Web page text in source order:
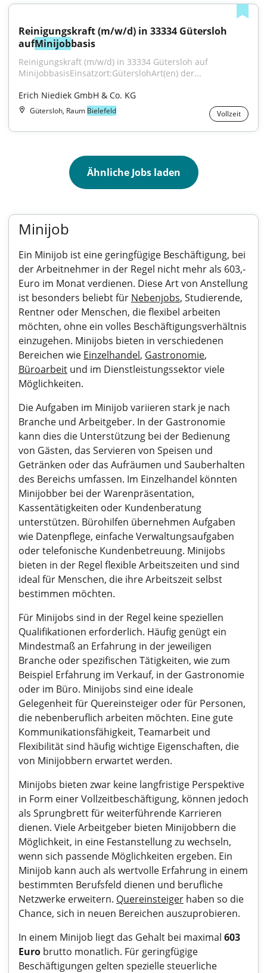
Reinigungskraft (m/w/d) in 33334 Gütersloh
aufMinijobbasis
Reinigungskraft (m⁠/⁠w⁠/⁠d) in 33334 Gütersloh auf
MinijobbasisEinsatzort:GüterslohArt(en) der...
Erich Niediek GmbH & Co. KG
Gütersloh, Raum Bielefeld Vollzeit
Ähnliche Jobs laden
Minijob
Ein Minijob ist eine geringfügige Beschäftigung, bei
der Arbeitnehmer in der Regel nicht mehr als 603,-
Euro im Monat verdienen. Diese Art von Anstellung
ist besonders beliebt für Nebenjobs, Studierende,
Rentner oder Menschen, die flexibel arbeiten
möchten, ohne ein volles Beschäftigungsverhältnis
einzugehen. Minijobs bieten in verschiedenen
Bereichen wie Einzelhandel, Gastronomie,
Büroarbeit und im Dienstleistungssektor viele
Möglichkeiten.
Die Aufgaben im Minijob variieren stark je nach
Branche und Arbeitgeber. In der Gastronomie
kann dies die Unterstützung bei der Bedienung
von Gästen, das Servieren von Speisen und
Getränken oder das Aufräumen und Sauberhalten
des Bereichs umfassen. Im Einzelhandel könnten
Minijobber bei der Warenpräsentation,
Kassentätigkeiten oder Kundenberatung
unterstützen. Bürohilfen übernehmen Aufgaben
wie Datenpflege, einfache Verwaltungsaufgaben
oder telefonische Kundenbetreuung. Minijobs
bieten in der Regel flexible Arbeitszeiten und sind
ideal für Menschen, die ihre Arbeitszeit selbst
bestimmen möchten.
Für Minijobs sind in der Regel keine speziellen
Qualifikationen erforderlich. Häufig genügt ein
Mindestmaß an Erfahrung in der jeweiligen
Branche oder spezifischen Tätigkeiten, wie zum
Beispiel Erfahrung im Verkauf, in der Gastronomie
oder im Büro. Minijobs sind eine ideale
Gelegenheit für Quereinsteiger oder für Personen,
die nebenberuflich arbeiten möchten. Eine gute
Kommunikationsfähigkeit, Teamarbeit und
Flexibilität sind häufig wichtige Eigenschaften, die
von Minijobbern erwartet werden.
Minijobs bieten zwar keine langfristige Perspektive
in Form einer Vollzeitbeschäftigung, können jedoch
als Sprungbrett für weiterführende Karrieren
dienen. Viele Arbeitgeber bieten Minijobbern die
Möglichkeit, in eine Festanstellung zu wechseln,
wenn sich passende Möglichkeiten ergeben. Ein
Minijob kann auch als wertvolle Erfahrung in einem
bestimmten Berufsfeld dienen und berufliche
Netzwerke erweitern. Quereinsteiger haben so die
Chance, sich in neuen Bereichen auszuprobieren.
In einem Minijob liegt das Gehalt bei maximal 603
Euro brutto monatlich. Für geringfügige
Beschäftigungen gelten spezielle steuerliche